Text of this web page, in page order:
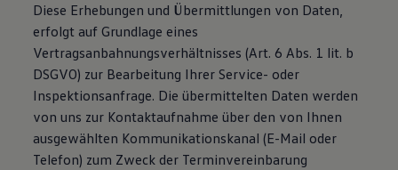
Diese Erhebungen und Übermittlungen von Daten,
erfolgt auf Grundlage eines
Vertragsanbahnungsverhältnisses (Art. 6 Abs. 1 lit. b
DSGVO) zur Bearbeitung Ihrer Service- oder
Inspektionsanfrage. Die übermittelten Daten werden
von uns zur Kontaktaufnahme über den von Ihnen
ausgewählten Kommunikationskanal (E-Mail oder
Telefon) zum Zweck der Terminvereinbarung